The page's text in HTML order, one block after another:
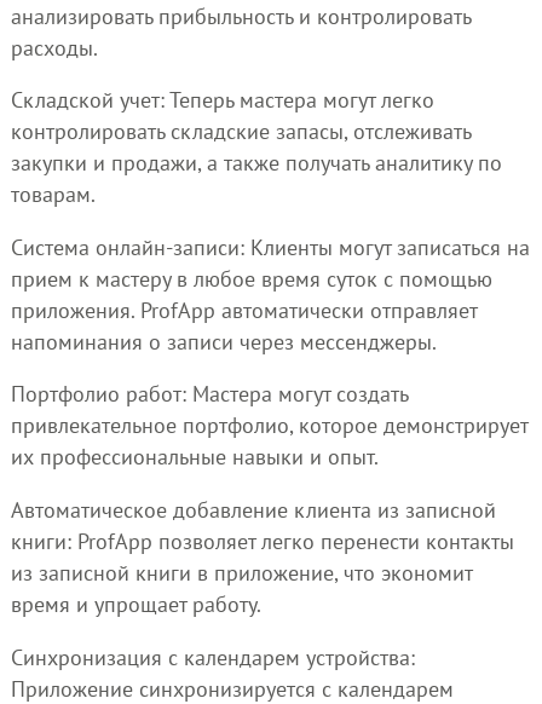
анализировать прибыльность и контролировать
расходы.
Складской учет: Теперь мастера могут легко
контролировать складские запасы, отслеживать
закупки и продажи, а также получать аналитику по
товарам.
Система онлайн-записи: Клиенты могут записаться на
прием к мастеру в любое время суток с помощью
приложения. ProfApp автоматически отправляет
напоминания о записи через мессенджеры.
Портфолио работ: Мастера могут создать
привлекательное портфолио, которое демонстрирует
их профессиональные навыки и опыт.
Автоматическое добавление клиента из записной
книги: ProfApp позволяет легко перенести контакты
из записной книги в приложение, что экономит
время и упрощает работу.
Синхронизация с календарем устройства:
Приложение синхронизируется с календарем